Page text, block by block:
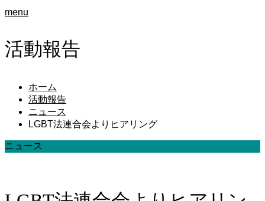
menu
活動報告
ホーム
活動報告
ニュース
LGBT法連合会よりヒアリング
ニュース